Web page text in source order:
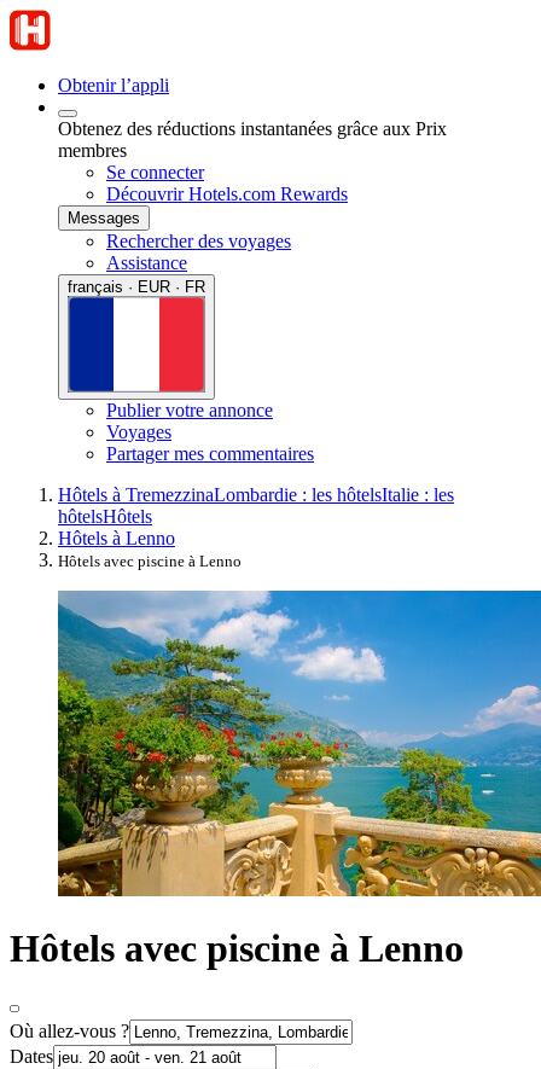
Obtenir l’appli
Obtenez des réductions instantanées grâce aux Prix
membres
Se connecter
Découvrir Hotels.com Rewards
Messages
Rechercher des voyages
Assistance
français · EUR · FR
Publier votre annonce
Voyages
Partager mes commentaires
Hôtels à TremezzinaLombardie : les hôtelsItalie : les
hôtelsHôtels
Hôtels à Lenno
Hôtels avec piscine à Lenno
Hôtels avec piscine à Lenno
Où allez-vous ?
Dates